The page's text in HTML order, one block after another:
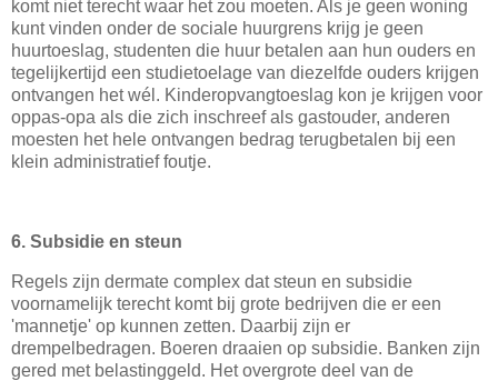
komt niet terecht waar het zou moeten. Als je geen woning
kunt vinden onder de sociale huurgrens krijg je geen
huurtoeslag, studenten die huur betalen aan hun ouders en
tegelijkertijd een studietoelage van diezelfde ouders krijgen
ontvangen het wél. Kinderopvangtoeslag kon je krijgen voor
oppas-opa als die zich inschreef als gastouder, anderen
moesten het hele ontvangen bedrag terugbetalen bij een
klein administratief foutje.
6. Subsidie en steun
Regels zijn dermate complex dat steun en subsidie
voornamelijk terecht komt bij grote bedrijven die er een
'mannetje' op kunnen zetten. Daarbij zijn er
drempelbedragen. Boeren draaien op subsidie. Banken zijn
gered met belastinggeld. Het overgrote deel van de